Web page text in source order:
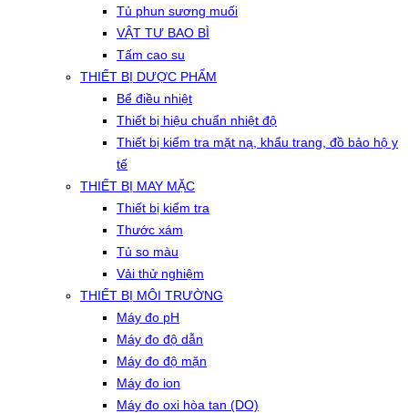
Tủ phun sương muối
VẬT TƯ BAO BÌ
Tấm cao su
THIẾT BỊ DƯỢC PHẨM
Bể điều nhiệt
Thiết bị hiệu chuẩn nhiệt độ
Thiết bị kiểm tra mặt nạ, khẩu trang, đồ bảo hộ y
tế
THIẾT BỊ MAY MẶC
Thiết bị kiểm tra
Thước xám
Tủ so màu
Vải thử nghiệm
THIẾT BỊ MÔI TRƯỜNG
Máy đo pH
Máy đo độ dẫn
Máy đo độ mặn
Máy đo ion
Máy đo oxi hòa tan (DO)